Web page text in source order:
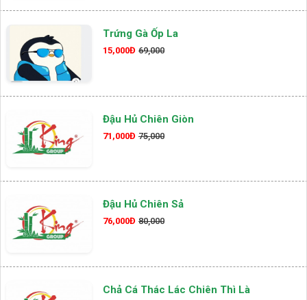
Trứng Gà Ốp La
15,000Đ 69,000
Đậu Hủ Chiên Giòn
71,000Đ 75,000
Đậu Hủ Chiên Sả
76,000Đ 80,000
Chả Cá Thác Lác Chiên Thì Là